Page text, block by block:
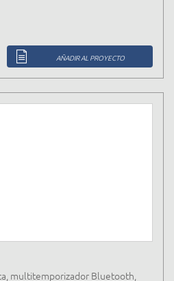
AÑADIR AL PROYECTO
multitemporizador Bluetooth,